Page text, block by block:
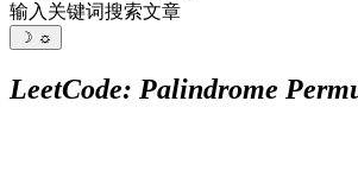
输入关键词搜索文章
☽ ☼
LeetCode: Palindrome